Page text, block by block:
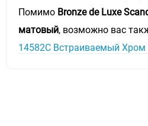
Помимо Bronze de Luxe
матовый, возможно вас
14582C Встраиваемый Хром